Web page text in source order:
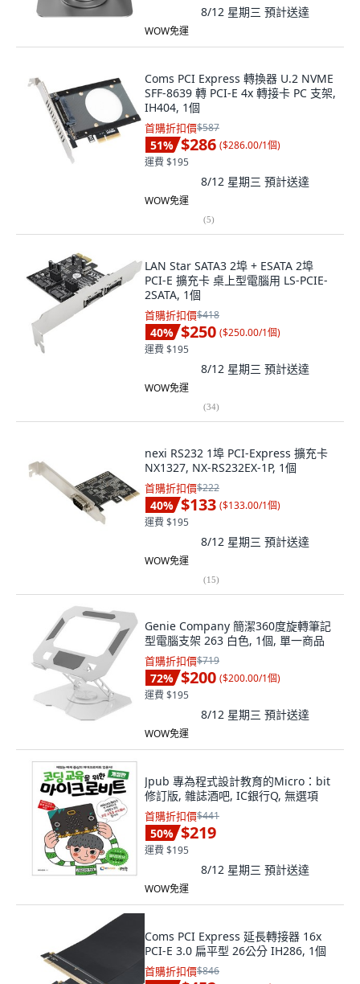
8/12 星期三 預計送達
WOW免運
Coms PCI Express 轉換器 U.2 NVME
SFF-8639 轉 PCI-E 4x 轉接卡 PC 支架,
IH404, 1個
首購折扣價$587
51% $286 ($286.00/1個)
運費 $195
8/12 星期三 預計送達
WOW免運
(5)
LAN Star SATA3 2埠 + ESATA 2埠
PCI-E 擴充卡 桌上型電腦用 LS-PCIE-
2SATA, 1個
首購折扣價$418
40% $250 ($250.00/1個)
運費 $195
8/12 星期三 預計送達
WOW免運
(34)
nexi RS232 1埠 PCI-Express 擴充卡
NX1327, NX-RS232EX-1P, 1個
首購折扣價$222
40% $133 ($133.00/1個)
運費 $195
8/12 星期三 預計送達
WOW免運
(15)
Genie Company 簡潔360度旋轉筆記
型電腦支架 263 白色, 1個, 單一商品
首購折扣價$719
72% $200 ($200.00/1個)
運費 $195
8/12 星期三 預計送達
WOW免運
Jpub 專為程式設計教育的Micro：bit
修訂版, 雜誌酒吧, IC銀行Q, 無選項
首購折扣價$441
50% $219
運費 $195
8/12 星期三 預計送達
WOW免運
Coms PCI Express 延長轉接器 16x
PCI-E 3.0 扁平型 26公分 IH286, 1個
首購折扣價$846